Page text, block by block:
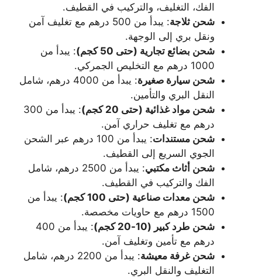
الفك، التغليف، والتركيب في القطيف.
شحن ثلاجة
: يبدأ من 500 درهم مع تغليف آمن
ونقل بري إلى الوجهة.
شحن بضائع تجارية (حتى 50 كجم)
: يبدأ من
1000 درهم مع التخليص الجمركي.
شحن سيارة صغيرة
: يبدأ من 4000 درهم، شامل
النقل البري والتأمين.
شحن مواد غذائية (حتى 20 كجم)
: يبدأ من 300
درهم مع تغليف حراري آمن.
شحن مستندات
: يبدأ من 100 درهم عبر الشحن
الجوي السريع إلى القطيف.
شحن أثاث مكتبي
: يبدأ من 2500 درهم، شامل
الفك والتركيب في القطيف.
شحن معدات صناعية (حتى 100 كجم)
: يبدأ من
1500 درهم مع حاويات مخصصة.
شحن طرد كبير (10-20 كجم)
: يبدأ من 400
درهم مع تأمين وتغليف آمن.
شحن غرفة معيشة
: يبدأ من 2200 درهم، شامل
التغليف والنقل البري.